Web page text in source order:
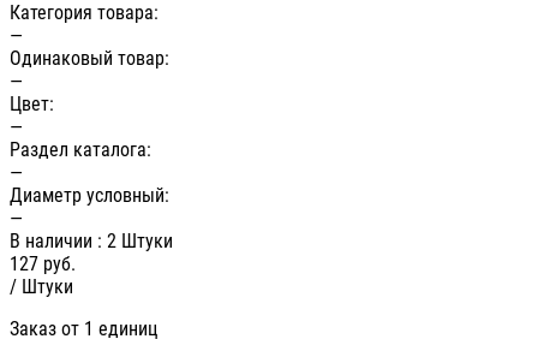
Категория товара:
—
Одинаковый товар:
—
Цвет:
—
Раздел каталога:
—
Диаметр условный:
—
В наличии : 2 Штуки
127 руб.
/ Штуки
Заказ от 1 единиц